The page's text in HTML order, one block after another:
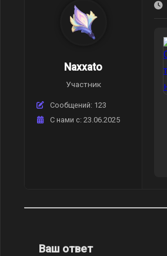
Naxxato
Участник
Сообщений: 123
C нами с: 23.06.2025
Ваш ответ